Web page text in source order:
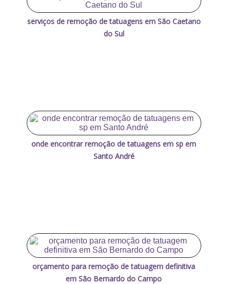
serviços de remoção de tatuagens em São Caetano
do Sul
onde encontrar remoção de tatuagens em sp em
Santo André
orçamento para remoção de tatuagem definitiva
em São Bernardo do Campo